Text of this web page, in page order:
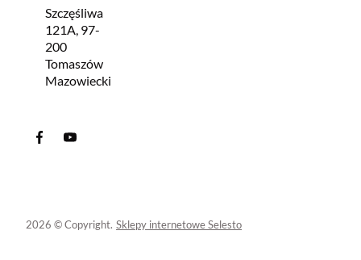
Szczęśliwa
121A, 97-
200
Tomaszów
Mazowiecki
2026 © Copyright. Sklepy internetowe Selesto